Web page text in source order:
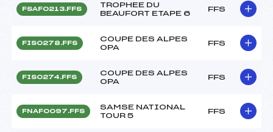
FSAF0213.FFS
TROPHEE DU
BEAUFORT ETAPE 6
FFS
FIS0278.FFS
COUPE DES ALPES
OPA
FFS
FIS0274.FFS
COUPE DES ALPES
OPA
FFS
FNAF0097.FFS
SAMSE NATIONAL
TOUR 5
FFS